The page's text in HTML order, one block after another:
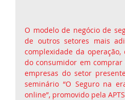
O modelo de negócio de
de outros setores mais
complexidade da
do consumidor em
empresas do setor
seminário “O Seguro na
online”, promovido pela